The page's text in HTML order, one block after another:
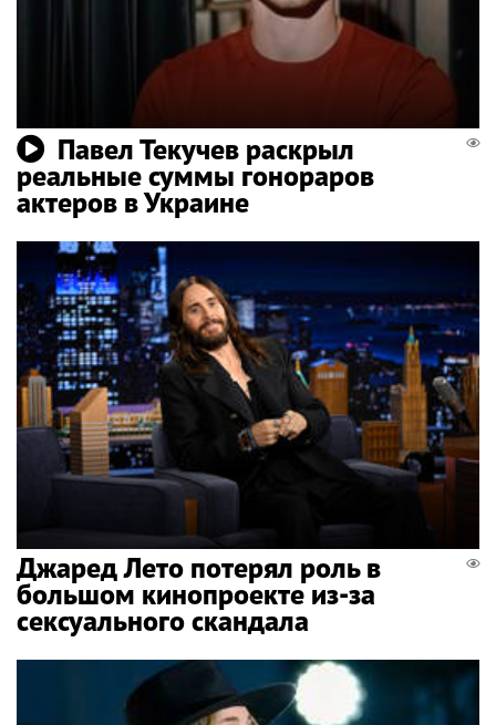
Павел Текучев раскрыл
реальные суммы гонораров
актеров в Украине
Джаред Лето потерял роль в
большом кинопроекте из-за
сексуального скандала